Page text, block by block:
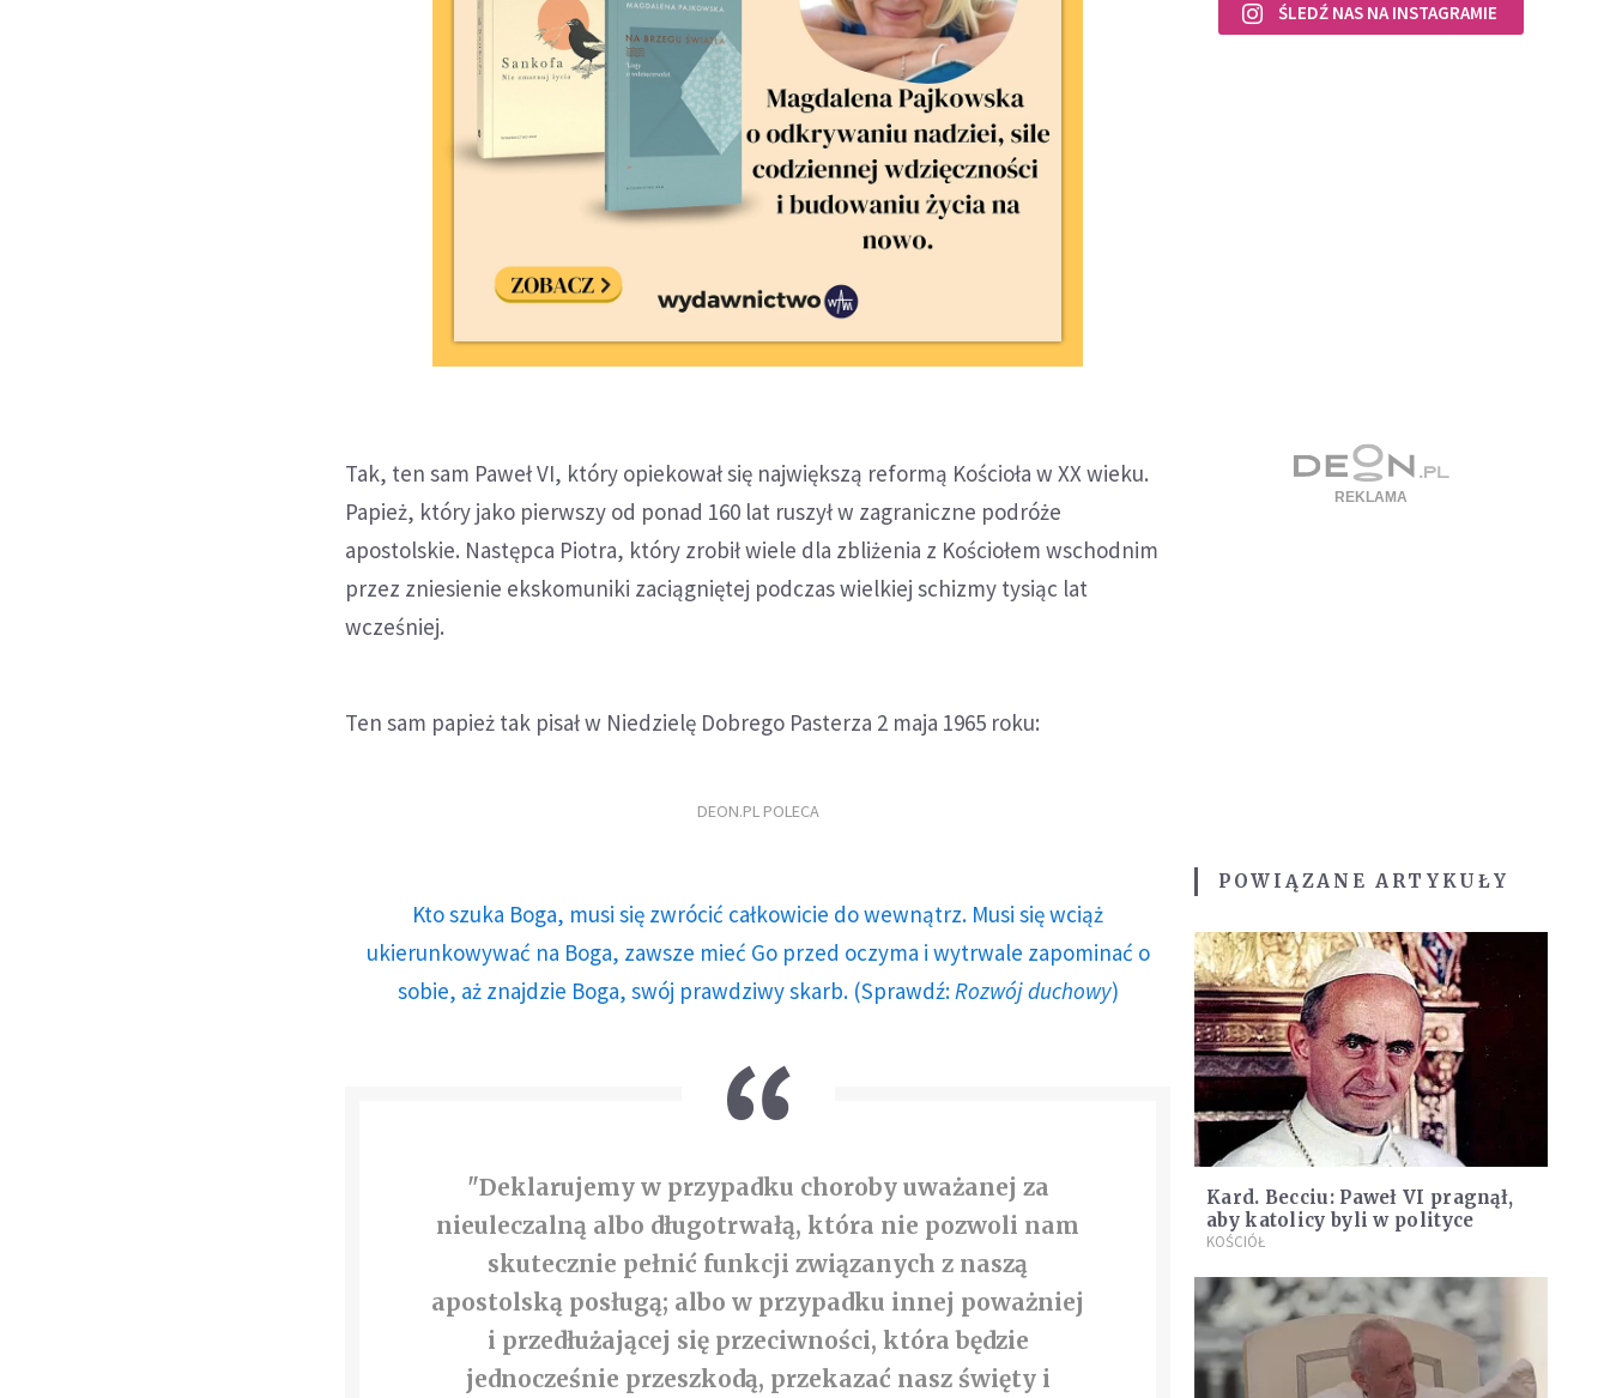
Tak, ten sam Paweł VI, który opiekował się największą reformą Kościoła w XX wieku.
Papież, który jako pierwszy od ponad 160 lat ruszył w zagraniczne podróże
apostolskie. Następca Piotra, który zrobił wiele dla zbliżenia z Kościołem wschodnim
przez zniesienie ekskomuniki zaciągniętej podczas wielkiej schizmy tysiąc lat
wcześniej.
Ten sam papież tak pisał w Niedzielę Dobrego Pasterza 2 maja 1965 roku:
DEON.PL POLECA
Kto szuka Boga, musi się zwrócić całkowicie do wewnątrz. Musi się wciąż
ukierunkowywać na Boga, zawsze mieć Go przed oczyma i wytrwale zapominać o
sobie, aż znajdzie Boga, swój prawdziwy skarb. (Sprawdź: Rozwój duchowy)
"Deklarujemy w przypadku choroby uważanej za
nieuleczalną albo długotrwałą, która nie pozwoli nam
skutecznie pełnić funkcji związanych z naszą
apostolską posługą; albo w przypadku innej poważniej
i przedłużającej się przeciwności, która będzie
jednocześnie przeszkodą, przekazać nasz święty i
ŚLEDŹ NAS NA INSTAGRAMIE
POWIĄZANE ARTYKUŁY
Kard. Becciu: Paweł VI pragnął,
aby katolicy byli w polityce
KOŚCIÓŁ